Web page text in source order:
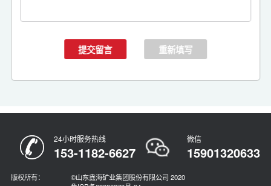
24小时服务热线
153-1182-6627
微信
15901320633
版权所有：
©山东鑫海矿业集团股份有限公司 2020